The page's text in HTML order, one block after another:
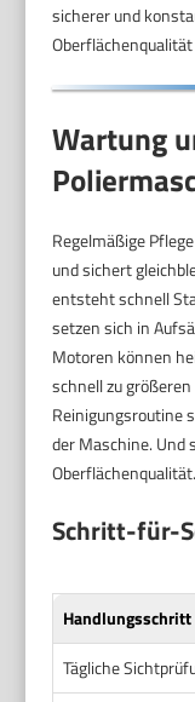
sicherer und
Wartung
Regelmäßige
und sichert
entsteht schnell
setzen sich in
Motoren können
schnell zu
Reinigungsroutine
der Maschine.
Oberflächenqualität.
Schritt-für-
Handlungsschritt
Tägliche